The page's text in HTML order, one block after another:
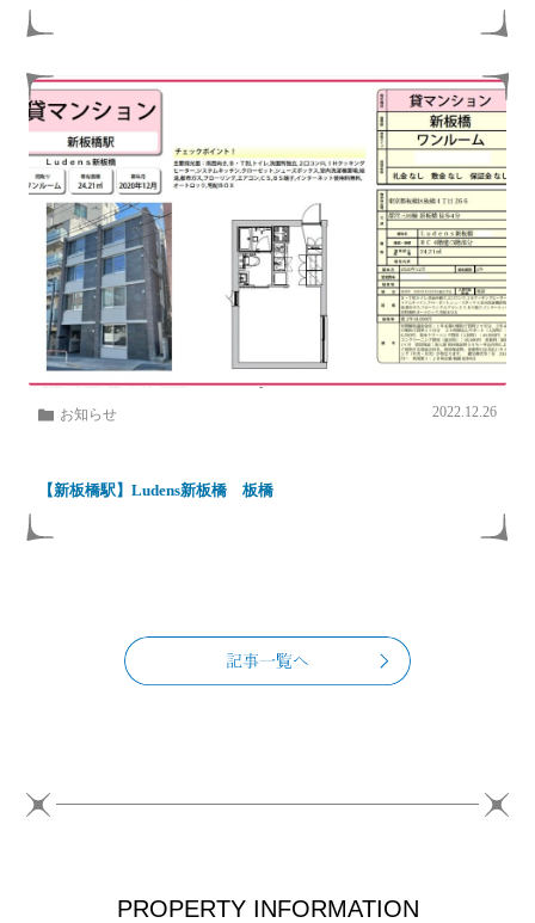
お知らせ 2022.12.26
【新板橋駅】Ludens新板橋 板橋
PROPERTY INFORMATION